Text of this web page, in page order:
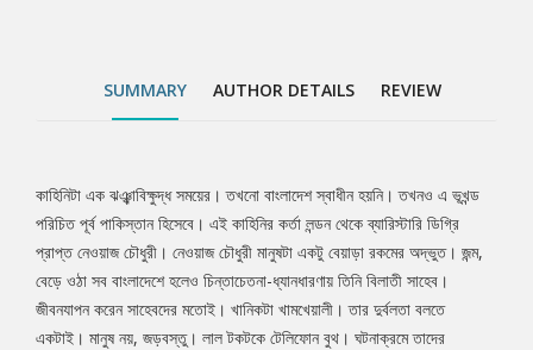
মাঠে ব্যারিস্টারি শুরু করেন। মানুষজন উপহাস করে তার নাম দেয়ঃ তেরপল
তাকে খুঁজতে গিয়ে হারিয়ে যান স্বয়ং নেওয়াজ চৌধুরীও। কোথায় হারান তারা?
জানা যায় ঊনসত্তরের গণঅভ্যুত্থানের উত্তাল সময়টুকুতে কিছু একটা
খুঁজছিলেন দু’জন। দেশের আনাচে কানাচে ঘুরে বেড়িয়েছেন, গেছেন দেশের
বাইরেও। কী খুঁজছিলেন দু’জন? ইতিহাসের অলিগলি পেরিয়ে, বাংলাদেশের
অভ্যুদয়ের উত্তালপর্ব মাড়িয়ে যে উত্তরটা সামনে বেরিয়ে আসে তা কি ভাবতে
পেরেছিল কেউ?
SUMMARY AUTHOR DETAILS REVIEW
Tab
Article
কাহিনিটা এক ঝঞ্ঝাবিক্ষুদ্ধ সময়ের। তখনো বাংলাদেশ স্বাধীন হয়নি। তখনও এ ভূখন্ড
পরিচিত পূর্ব পাকিস্তান হিসেবে। এই কাহিনির কর্তা লন্ডন থেকে ব্যারিস্টারি ডিগ্রি
প্রাপ্ত নেওয়াজ চৌধুরী। নেওয়াজ চৌধুরী মানুষটা একটু বেয়াড়া রকমের অদ্ভুত। জন্ম,
বেড়ে ওঠা সব বাংলাদেশে হলেও চিন্তাচেতনা-ধ্যানধারণায় তিনি বিলাতী সাহেব।
জীবনযাপন করেন সাহেবদের মতোই। খানিকটা খামখেয়ালী। তার দুর্বলতা বলতে
একটাই। মানুষ নয়, জড়বস্তু। লাল টকটকে টেলিফোন বুথ। ঘটনাক্রমে তাদের